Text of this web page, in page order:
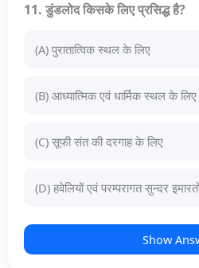
11. डुंडलोद किसके लिए प्रसिद्ध है?
(A) पुरातात्विक स्थल के लिए
(B) आध्यात्मिक एवं धार्मिक स्थल के लिए
(C) सूफी संत की दरगाह के लिए
(D) हवेलियों एवं परम्परागत सुन्दर
Show